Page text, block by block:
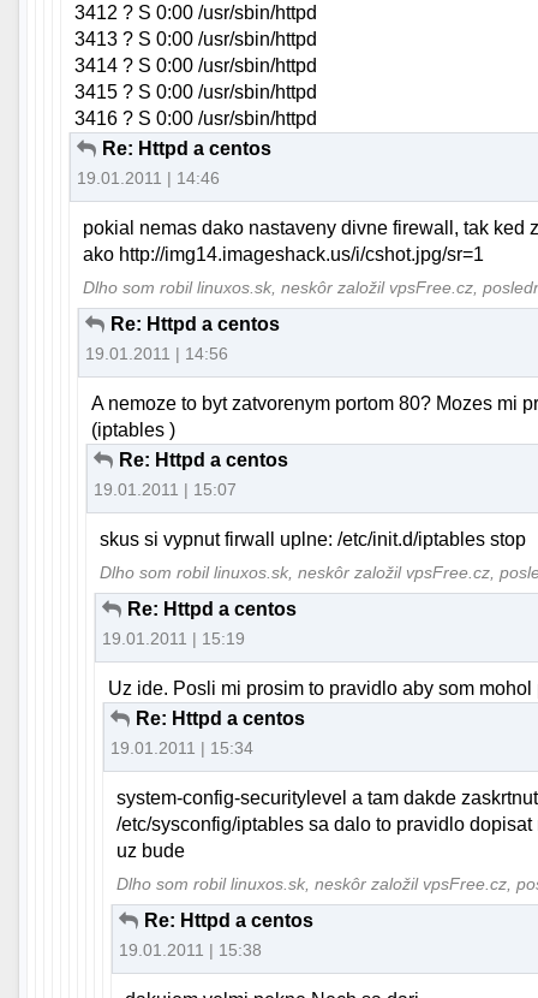
3412 ? S 0:00 /usr/sbin/httpd
3413 ? S 0:00 /usr/sbin/httpd
3414 ? S 0:00 /usr/sbin/httpd
3415 ? S 0:00 /usr/sbin/httpd
3416 ? S 0:00 /usr/sbin/httpd
Re: Httpd a centos
19.01.2011 | 14:46
pokial nemas dako nastaveny divne firewall, tak ked
ako http://img14.imageshack.us/i/cshot.jpg/sr=1
Dlho som robil linuxos.sk, neskôr založil vpsFree.cz,
Re: Httpd a centos
19.01.2011 | 14:56
A nemoze to byt zatvorenym portom 80? Mozes mi
(iptables )
Re: Httpd a centos
19.01.2011 | 15:07
skus si vypnut firwall uplne: /etc/init.d/iptables stop
Dlho som robil linuxos.sk, neskôr založil vpsFree.cz,
Re: Httpd a centos
19.01.2011 | 15:19
Uz ide. Posli mi prosim to pravidlo aby som
Re: Httpd a centos
19.01.2011 | 15:34
system-config-securitylevel a tam dakde
/etc/sysconfig/iptables sa dalo to pravidlo
uz bude
Dlho som robil linuxos.sk, neskôr založil vpsFree.cz,
Re: Httpd a centos
19.01.2011 | 15:38